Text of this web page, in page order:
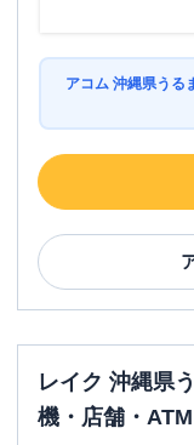
アコム 沖縄県うる
レイク 沖縄県
機・店舗・